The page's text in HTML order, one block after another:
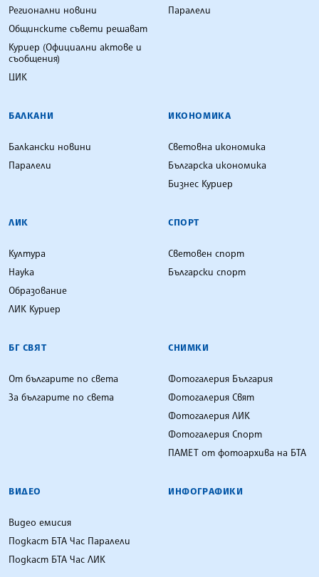
Регионални новини
Общинските съвети решават
Куриер (Официални актове и
съобщения)
ЦИК
Паралели
БАЛКАНИ
Балкански новини
Паралели
ИКОНОМИКА
Световна икономика
Българска икономика
Бизнес Куриер
ЛИК
Култура
Наука
Образование
ЛИК Куриер
СПОРТ
Световен спорт
Български спорт
БГ СВЯТ
От българите по света
За българите по света
СНИМКИ
Фотогалерия България
Фотогалерия Свят
Фотогалерия ЛИК
Фотогалерия Спорт
ПАМЕТ от фотоархива на БТА
ВИДЕО
Видео емисия
Подкаст БТА Час Паралели
Подкаст БТА Час ЛИК
ИНФОГРАФИКИ